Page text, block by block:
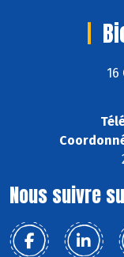
16
Nous suivre